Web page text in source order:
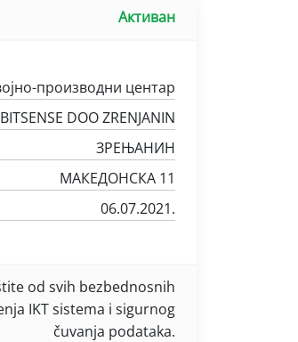
Активан
производни центар
BITSENSE DOO ZRENJANIN
ЗРЕЊАНИН
МАКЕДОНСКА 11
06.07.2021.
od svih bezbednosnih
IKT sistema i sigurnog
čuvanja podataka.